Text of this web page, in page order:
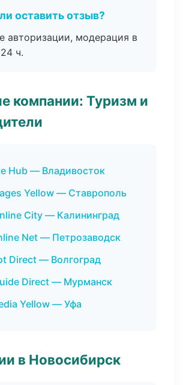
оставить отзыв?
авторизации, модерация в
ч.
компании: Туризм и
Hub — Владивосток
Yellow — Ставрополь
City — Калининград
Net — Петрозаводск
Direct — Волгоград
Direct — Мурманск
Yellow — Уфа
в Новосибирск